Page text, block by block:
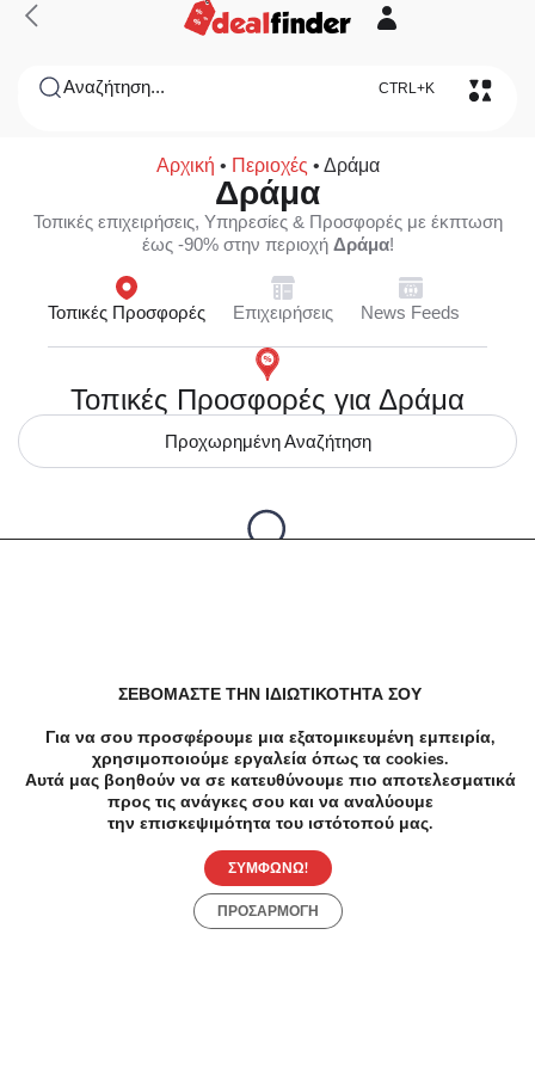
Αναζήτηση... CTRL+K
Αρχική • Περιοχές • Δράμα
Δράμα
Τοπικές επιχειρήσεις, Υπηρεσίες & Προσφορές με έκπτωση
έως -90% στην περιοχή Δράμα!
Τοπικές Προσφορές Επιχειρήσεις News Feeds
Τοπικές Προσφορές για Δράμα
Προχωρημένη Αναζήτηση
Κατηγορίες Περιοχές
ΣΕΒΟΜΑΣΤΕ ΤΗΝ ΙΔΙΩΤΙΚΟΤΗΤΑ ΣΟΥ
Για να σου προσφέρουμε μια εξατομικευμένη εμπειρία,
χρησιμοποιούμε εργαλεία όπως τα cookies.
Αυτά μας βοηθούν να σε κατευθύνουμε πιο αποτελεσματικά
προς τις ανάγκες σου και να αναλύουμε
την επισκεψιμότητα του ιστότοπού μας.
ΣΥΜΦΩΝΩ!
ΠΡΟΣΑΡΜΟΓΗ